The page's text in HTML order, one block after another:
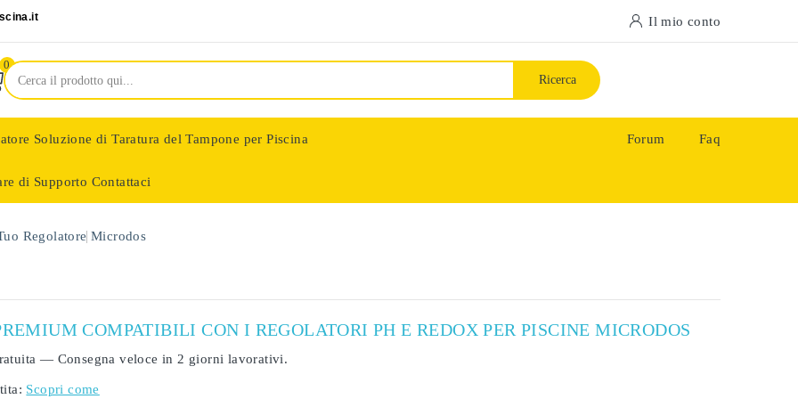
Il mio conto
0
Ricerca
Soluzione di Taratura del Tampone per Piscina
di Supporto Contattaci
Forum Faq
Regolatore Microdos
COMPATIBILI CON I REGOLATORI PH E REDOX PER PISCINE MICRODOS
— Consegna veloce in 2 giorni lavorativi.
Scopri come